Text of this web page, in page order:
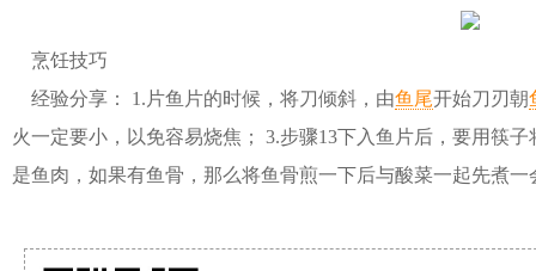
烹饪技巧
经验分享： 1.片鱼片的时候，将刀倾斜，由鱼尾开始刀刃朝
火一定要小，以免容易烧焦； 3.步骤13下入鱼片后，要用筷
是鱼肉，如果有鱼骨，那么将鱼骨煎一下后与酸菜一起先煮一